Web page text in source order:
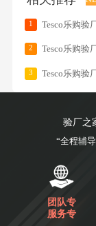
1 Tesco乐购验
2 Tesco乐购验
3 Tesco乐购验
验厂之
“全程辅
团队专
服务专